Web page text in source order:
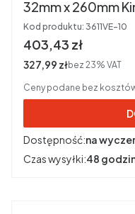
32mm x 260mm
Kod produktu: 3611VE-10
Cena brutto
403,43 zł
Cena netto
327,99 złbez 23% VAT
Ceny podane bez
Dostępność:na
Czas wysyłki:48